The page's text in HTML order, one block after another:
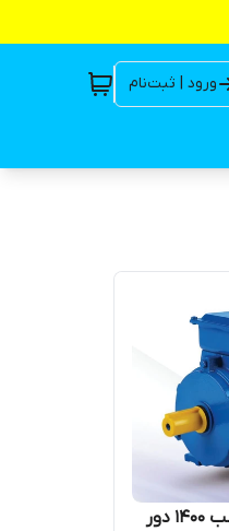
ورود | ثبت‌نام
الکتروموتور گوانگجو 10 اسب 1400 دور